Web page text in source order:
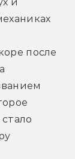
после